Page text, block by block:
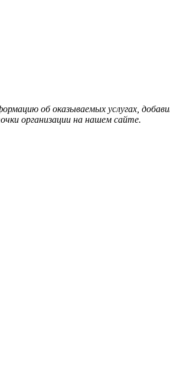
об оказываемых услугах,
организации на нашем сайте.